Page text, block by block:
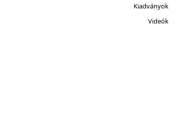
Kiadványok
Videók